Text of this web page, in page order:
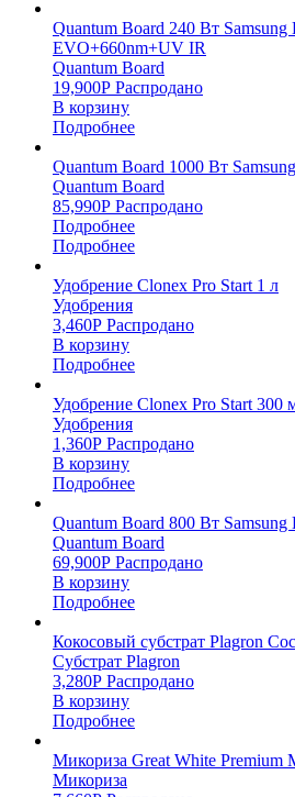
Quantum Board 240 Вт
EVO+660nm+UV IR
Quantum Board
19,900Р Распродано
В корзину
Подробнее
Quantum Board 1000 Вт
Quantum Board
85,990Р Распродано
Подробнее
Подробнее
Удобрение Clonex Pro Start 1 л
Удобрения
3,460Р Распродано
В корзину
Подробнее
Удобрение Clonex Pro Start 300
Удобрения
1,360Р Распродано
В корзину
Подробнее
Quantum Board 800 Вт
Quantum Board
69,900Р Распродано
В корзину
Подробнее
Кокосовый субстрат Plagron
Субстрат Plagron
3,280Р Распродано
В корзину
Подробнее
Микориза Great White Premium
Микориза